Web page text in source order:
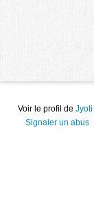
Voir le profil de Jyoti
Signaler un abus